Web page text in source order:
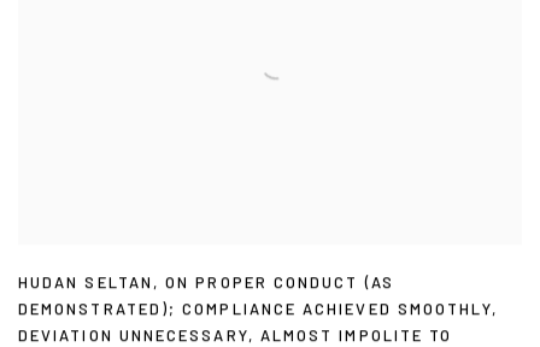
HUDAN SELTAN ,ON PROPER CONDUCT (AS
DEMONSTRATED); COMPLIANCE ACHIEVED SMOOTHLY,
DEVIATION UNNECESSARY, ALMOST IMPOLITE TO